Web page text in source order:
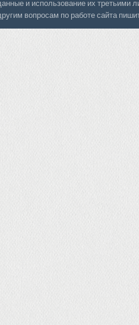
и использование их третьими
вопросам по работе сайта